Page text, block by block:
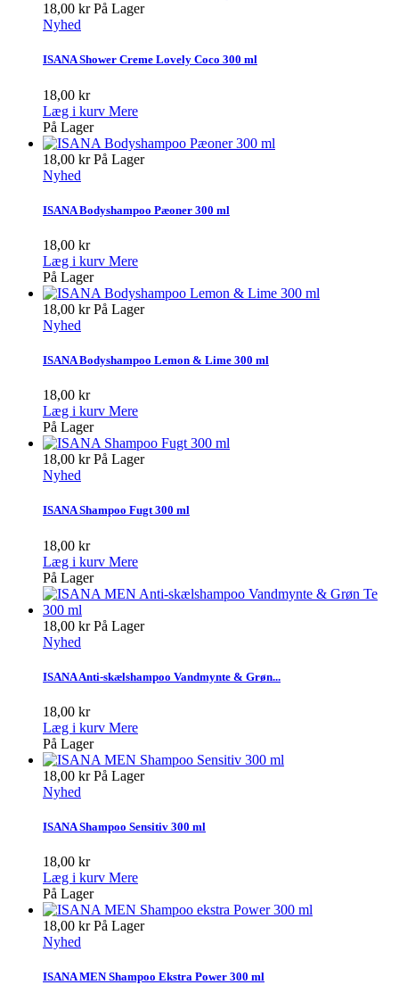
18,00 krPå Lager
Nyhed
ISANA Shower Creme Lovely Coco 300 ml
18,00 kr
Læg i kurv Mere
På Lager
18,00 krPå Lager
Nyhed
ISANA Bodyshampoo Pæoner 300 ml
18,00 kr
Læg i kurv Mere
På Lager
18,00 krPå Lager
Nyhed
ISANA Bodyshampoo Lemon & Lime 300 ml
18,00 kr
Læg i kurv Mere
På Lager
18,00 krPå Lager
Nyhed
ISANA Shampoo Fugt 300 ml
18,00 kr
Læg i kurv Mere
På Lager
18,00 krPå Lager
Nyhed
ISANA Anti-skælshampoo Vandmynte & Grøn...
18,00 kr
Læg i kurv Mere
På Lager
18,00 krPå Lager
Nyhed
ISANA Shampoo Sensitiv 300 ml
18,00 kr
Læg i kurv Mere
På Lager
18,00 krPå Lager
Nyhed
ISANA MEN Shampoo Ekstra Power 300 ml